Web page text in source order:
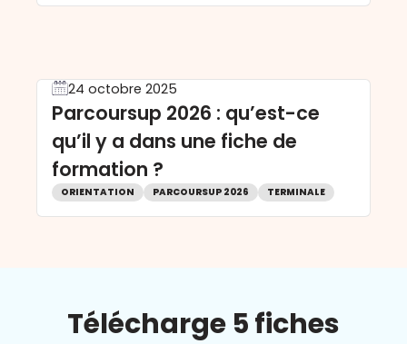
24 octobre 2025
Parcoursup 2026 : qu’est-ce
qu’il y a dans une fiche de
formation ?
ORIENTATION PARCOURSUP 2026 TERMINALE
Télécharge 5 fiches